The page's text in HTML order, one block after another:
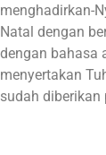
menghadirkan-
Natal dengan
dengan bahasa
menyertakan
sudah diberikan